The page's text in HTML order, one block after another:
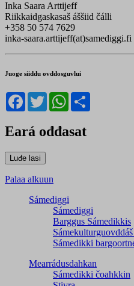
Inka Saara Arttijeff
Riikkaidgaskasaš áššiid čálli
+358 50 574 7629
inka-saara.arttijeff(at)samediggi.fi
Juoge siiddu ovddosguvlui
Facebook
TwitterWhatsApp
Eará ođđasat
Palaa alkuun
Sámediggi
Sámediggi
Barggus Sámedikkis
Sámedikki
Mearrádusdahkan
Sámedikki čoahkkin